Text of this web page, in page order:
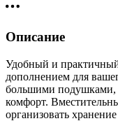
Описание
Удобный и
дополнением для
большими подушками,
комфорт.
организовать